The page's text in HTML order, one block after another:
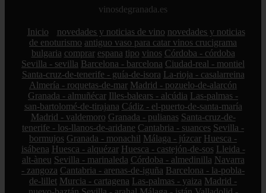
vinosdegranada.es
Inicio novedades y noticias de vino novedades y noticias
de enoturismo antiguo vaso para catar vinos crucigrama
bulgaria comprar espana tipo vinos Córdoba - córdoba
Sevilla - sevilla Barcelona - barcelona Ciudad-real - montiel
Santa-cruz-de-tenerife - guía-de-isora La-rioja - casalarreina
Almería - roquetas-de-mar Madrid - pozuelo-de-alarcón
Granada - almuñécar Illes-balears - alcúdia Las-palmas -
san-bartolomé-de-tirajana Cádiz - el-puerto-de-santa-maría
Madrid - valdemoro Granada - pulianas Santa-cruz-de-
tenerife - los-llanos-de-aridane Cantabria - suances Sevilla -
bormujos Granada - monachil Málaga - júzcar Huesca -
isábena Huesca - alquézar Huesca - castejón-de-sos Lleida -
alt-àneu Sevilla - marinaleda Córdoba - almedinilla Navarra
- zangoza Cantabria - arenas-de-iguña Barcelona - la-pobla-
de-lillet Murcia - cartagena Las-palmas - yaiza Madrid -